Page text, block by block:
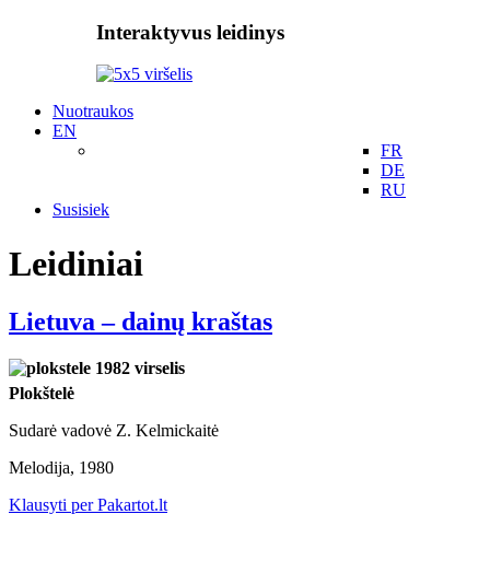
Interaktyvus leidinys
Nuotraukos
EN
FR
DE
RU
Susisiek
Leidiniai
Lietuva – dainų kraštas
Plokštelė
Sudarė vadovė Z. Kelmickaitė
Melodija, 1980
Klausyti per Pakartot.lt